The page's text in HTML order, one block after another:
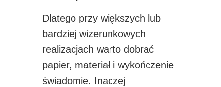
Dlatego przy większych lub
bardziej wizerunkowych
realizacjach warto dobrać
papier, materiał i wykończenie
świadomie. Inaczej